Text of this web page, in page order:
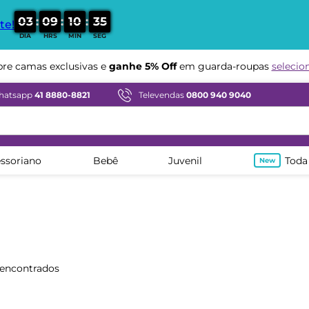
03
DIA
: 09
HRS
: 10
MIN
: 34
SEG
Compre em ate 12x sem juros
41 8880-8821 Televendas 0800 940 9040
Bebê Juvenil